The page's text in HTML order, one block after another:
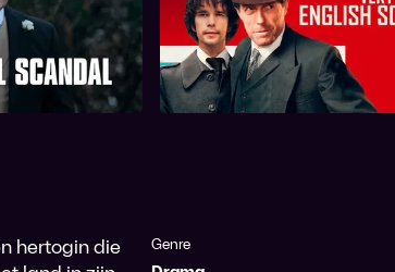
A Very English
hertogin die
Genre